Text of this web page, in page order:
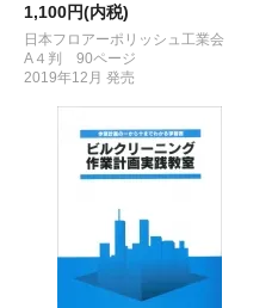
1,100円(内税)
日本フロアーポリッシュ工業会
A４判 90ページ
2019年12月 発売